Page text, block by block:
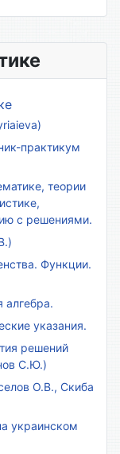
практикум
теории
с решениями.
Функции.
алгебра.
указания.
решений
С.Ю.)
О.В., Скиба
украинском